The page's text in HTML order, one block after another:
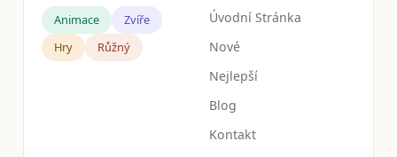
Animace
Zvíře
Hry
Růžný
Úvodní Stránka
Nové
Nejlepší
Blog
Kontakt